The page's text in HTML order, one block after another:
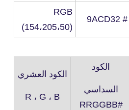
# 9ACD32
RGB
(154،205،50)
الكود
السداسي
#RRGGBB
الكود العشري
R ، G ، B